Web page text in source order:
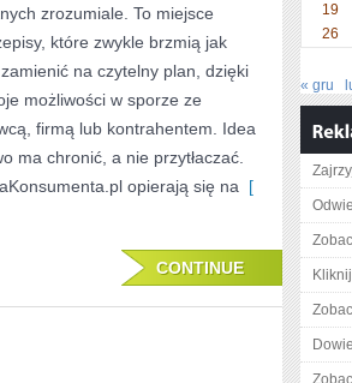
DYSKRYMINACJA
zrozumiale. To miejsce
które zwykle brzmią jak
zamienić na czytelny plan, dzięki
możliwości w sporze ze
firmą lub kontrahentem. Idea
ma chronić, a nie przytłaczać.
opierają się na [
CONTINUE
19
26
« gru